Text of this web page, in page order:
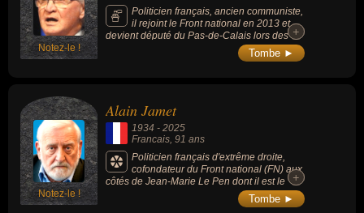
Notez-le !
Politicien français, ancien communiste,
il rejoint le Front national en 2013 et
devient député du Pas-de-Calais lors des
élections législatives de 2017.
+
+
Tombe ►
Notez-le !
Alain Jamet
1934 - 2025
Francais, 91 ans
Politicien français d'extrême droite,
cofondateur du Front national (FN) aux
côtés de Jean-Marie Le Pen dont il est le
premier vice-président de 2011 à 2014.
Conseiller régional du Languedoc-
+
+
Tombe ►